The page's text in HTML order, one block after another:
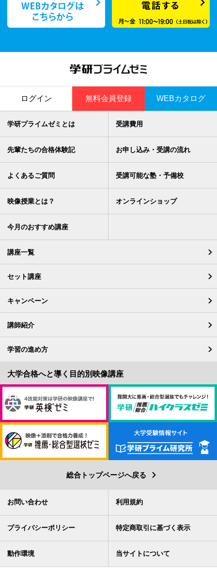
WEBカタログ
無料会員登録
ログイン
学研プライムゼミとは 受講費用
先輩たちの合格体験記 お申し込み・受講の流れ
よくあるご質問 受講可能な塾・予備校
映像授業とは？ オンラインショップ
今月のおすすめ講座
講座一覧
セット講座
キャンペーン
講師紹介
学習の進め方
総合トップページへ戻る
お問い合わせ 利用規約
プライバシーポリシー 特定商取引に基づく表示
動作環境 当サイトについて